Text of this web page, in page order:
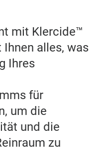
mit Klercide™
alles, was
Ihres
für
um die
und die
zu